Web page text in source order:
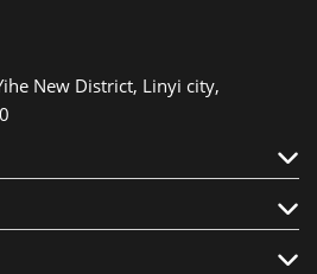
New District, Linyi city,